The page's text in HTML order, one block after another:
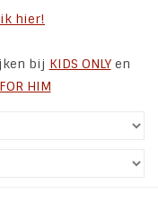
hier!
bij KIDS ONLYen
HIM